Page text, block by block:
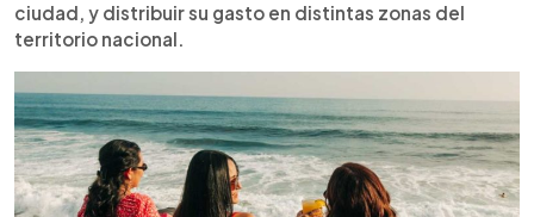
ciudad, y distribuir su gasto en distintas zonas del
territorio nacional.